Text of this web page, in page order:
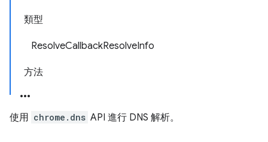
類型
ResolveCallbackResolveInfo
方法
使用 chrome.dns API 進行 DNS 解析。